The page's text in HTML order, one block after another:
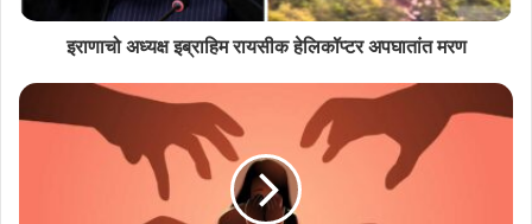
इराणाचो अध्यक्ष इब्राहिम रायसीक हेलिकॉप्टर अपघातांत मरण